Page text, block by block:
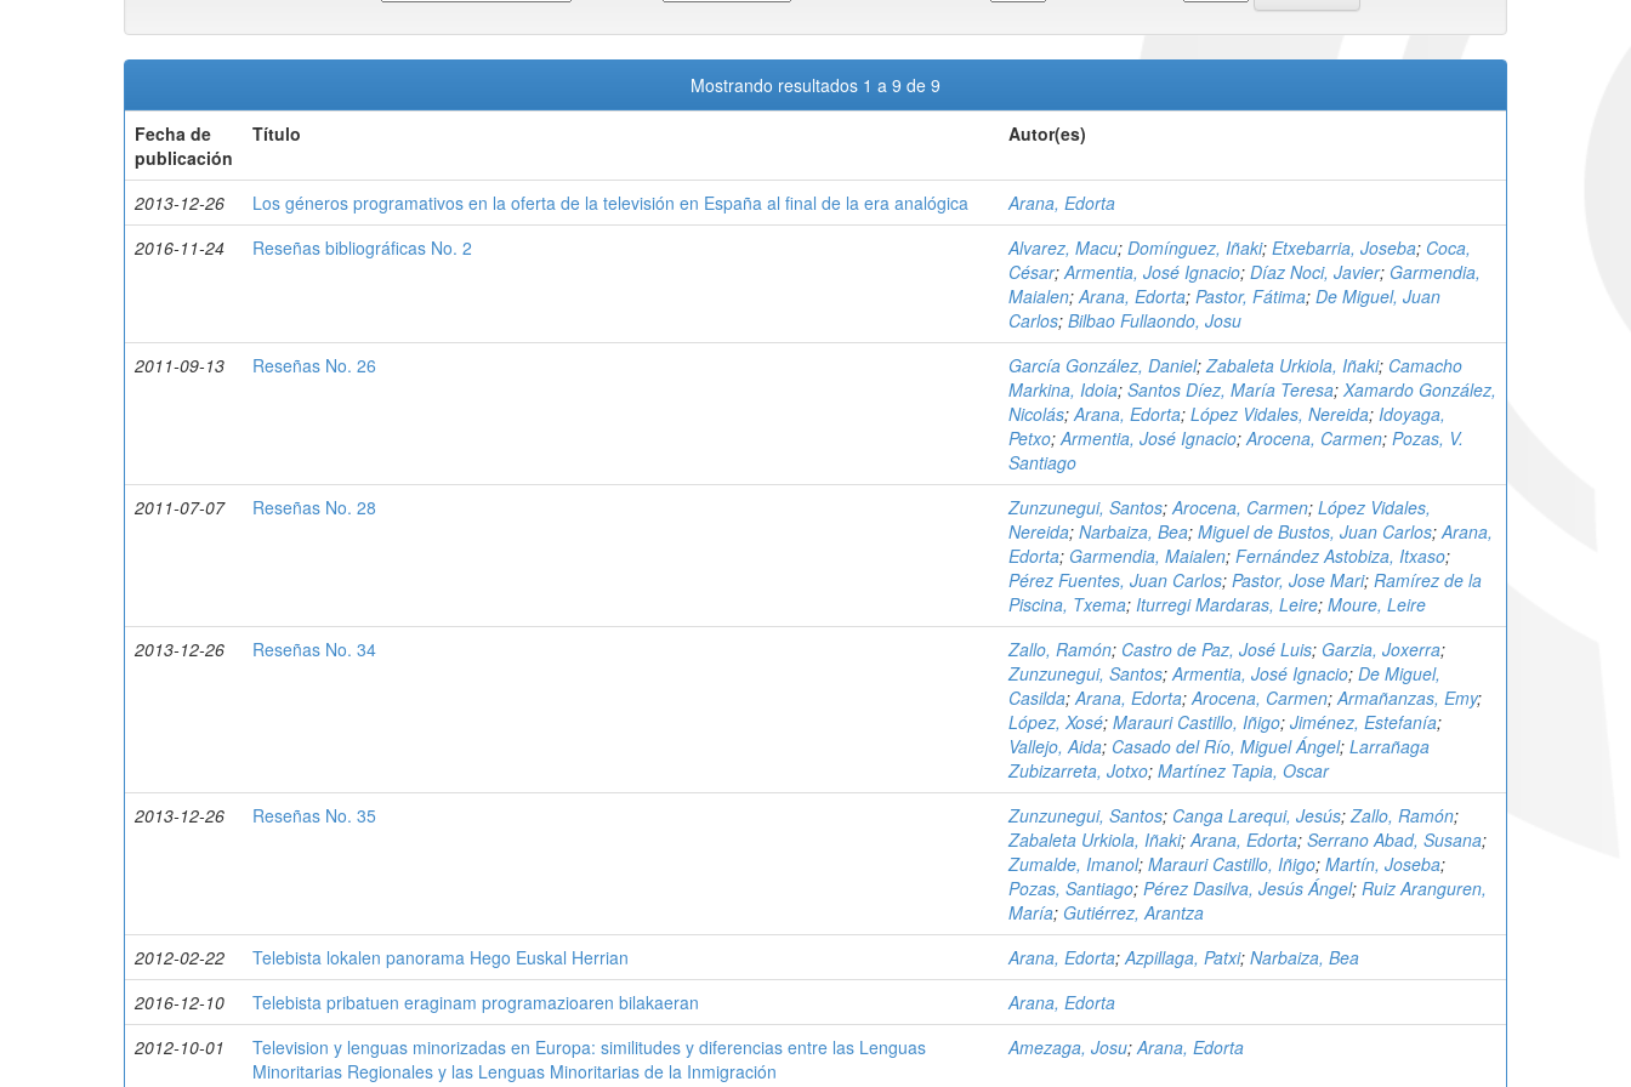
Mostrando resultados 1 a 9 de 9
Fecha de
publicación
Título Autor(es)
2013-12-26 Los géneros programativos en la oferta de la televisión en España al final de la era analógica
Arana, Edorta
2016-11-24
Reseñas bibliográficas No. 2 Alvarez, Macu; Domínguez, Iñaki; Etxebarria, Joseba; Coca,
César;Armentia, José Ignacio; Díaz Noci, Javier; Garmendia,
Maialen;Arana, Edorta; Pastor, Fátima; De Miguel, Juan
Carlos; Bilbao Fullaondo, Josu
2011-09-13
Reseñas No. 26 García González, Daniel;Zabaleta Urkiola, Iñaki; Camacho
Markina, Idoia; Santos Díez, María Teresa; Xamardo González,
Nicolás;Arana, Edorta; López Vidales, Nereida; Idoyaga,
Petxo;Armentia, José Ignacio;Arocena, Carmen; Pozas, V.
Santiago
2011-07-07
Reseñas No. 28 Zunzunegui, Santos;Arocena, Carmen; López Vidales,
Nereida; Narbaiza, Bea; Miguel de Bustos, Juan Carlos;Arana,
Edorta; Garmendia, Maialen; Fernández Astobiza, Itxaso;
Pérez Fuentes, Juan Carlos; Pastor, Jose Mari; Ramírez de la
Piscina, Txema; Iturregi Mardaras, Leire; Moure, Leire
2013-12-26
Reseñas No. 34 Zallo, Ramón; Castro de Paz, José Luis; Garzia, Joxerra;
Zunzunegui, Santos;Armentia, José Ignacio; De Miguel,
Casilda;Arana, Edorta;Arocena, Carmen;Armañanzas, Emy;
López, Xosé; Marauri Castillo, Iñigo; Jiménez, Estefanía;
Vallejo, Aida; Casado del Río, Miguel Ángel; Larrañaga
Zubizarreta, Jotxo; Martínez Tapia, Oscar
2013-12-26
Reseñas No. 35 Zunzunegui, Santos; Canga Larequi, Jesús;Zallo, Ramón;
Zabaleta Urkiola, Iñaki;Arana, Edorta; Serrano Abad, Susana;
Zumalde, Imanol; Marauri Castillo, Iñigo; Martín, Joseba;
Pozas, Santiago; Pérez Dasilva, Jesús Ángel; Ruiz Aranguren,
María; Gutiérrez, Arantza
2012-02-22
Telebista lokalen panorama Hego Euskal Herrian Arana, Edorta;Azpillaga, Patxi; Narbaiza, Bea
2016-12-10
Telebista pribatuen eraginam programazioaren bilakaeran
Arana, Edorta
2012-10-01
Television y lenguas minorizadas en Europa: similitudes y diferencias entre las Lenguas
Minoritarias Regionales y las Lenguas Minoritarias de la Inmigración
Amezaga, Josu;Arana, Edorta